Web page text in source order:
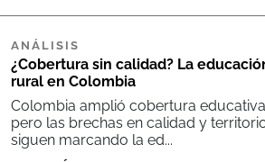
ANÁLISIS
¿Cobertura sin calidad? La
rural en Colombia
Colombia amplió cobertura
pero las brechas en calidad y
siguen marcando la ed...